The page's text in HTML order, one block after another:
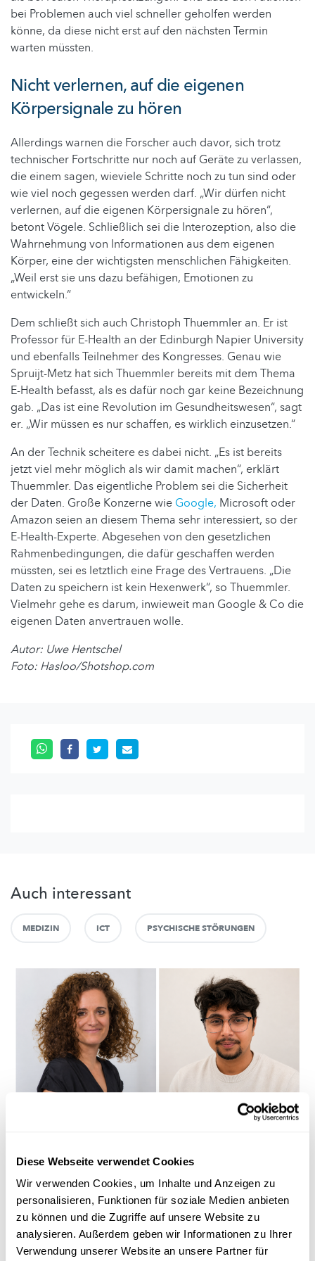
Diese Webseite verwendet Cookies
Wir verwenden Cookies, um Inhalte und Anzeigen zu
personalisieren, Funktionen für soziale Medien anbieten
zu können und die Zugriffe auf unsere Website zu
analysieren. Außerdem geben wir Informationen zu Ihrer
Verwendung unserer Website an unsere Partner für
bei Problemen auch viel schneller geholfen werden
könne, da diese nicht erst auf den nächsten Termin
warten müssten.
Nicht verlernen, auf die eigenen
Körpersignale zu hören
Allerdings warnen die Forscher auch davor, sich trotz
technischer Fortschritte nur noch auf Geräte zu verlassen,
die einem sagen, wieviele Schritte noch zu tun sind oder
wie viel noch gegessen werden darf. „Wir dürfen nicht
verlernen, auf die eigenen Körpersignale zu hören“,
betont Vögele. Schließlich sei die Interozeption, also die
Wahrnehmung von Informationen aus dem eigenen
Körper, eine der wichtigsten menschlichen Fähigkeiten.
„Weil erst sie uns dazu befähigen, Emotionen zu
entwickeln.“
Dem schließt sich auch Christoph Thuemmler an. Er ist
Professor für E-Health an der Edinburgh Napier University
und ebenfalls Teilnehmer des Kongresses. Genau wie
Spruijt-Metz hat sich Thuemmler bereits mit dem Thema
E-Health befasst, als es dafür noch gar keine Bezeichnung
gab. „Das ist eine Revolution im Gesundheitswesen“, sagt
er. „Wir müssen es nur schaffen, es wirklich einzusetzen.“
An der Technik scheitere es dabei nicht. „Es ist bereits
jetzt viel mehr möglich als wir damit machen“, erklärt
Thuemmler. Das eigentliche Problem sei die Sicherheit
der Daten. Große Konzerne wie Google, Microsoft oder
Amazon seien an diesem Thema sehr interessiert, so der
E-Health-Experte. Abgesehen von den gesetzlichen
Rahmenbedingungen, die dafür geschaffen werden
müssten, sei es letztlich eine Frage des Vertrauens. „Die
Daten zu speichern ist kein Hexenwerk“, so Thuemmler.
Vielmehr gehe es darum, inwieweit man Google & Co die
eigenen Daten anvertrauen wolle.
Autor: Uwe Hentschel
Foto: Hasloo/Shotshop.com
Auch interessant
MEDIZIN ICT PSYCHISCHE STÖRUNGEN
Gender Health Gap: der große kleine
Unterschied
Forscher des Luxembourg Institute of Health (LIH) haben
Ungleichheitenzwischen Frauen und Männern in Gesundheit
und Ges...
LIH